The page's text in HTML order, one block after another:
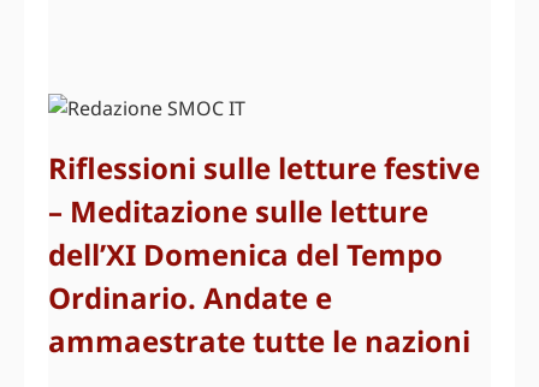
Riflessioni sulle letture festive
– Meditazione sulle letture
dell’XI Domenica del Tempo
Ordinario. Andate e
ammaestrate tutte le nazioni